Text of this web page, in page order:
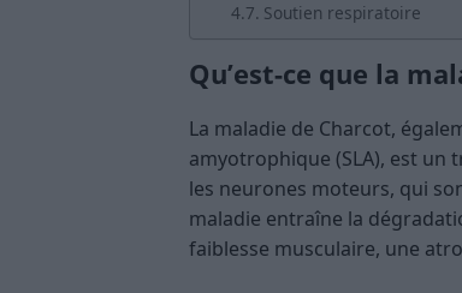
Soutien respiratoire
Qu’est-ce que la
La maladie de Charcot,
amyotrophique (SLA), est
les neurones moteurs, qui
maladie entraîne la
faiblesse musculaire, une